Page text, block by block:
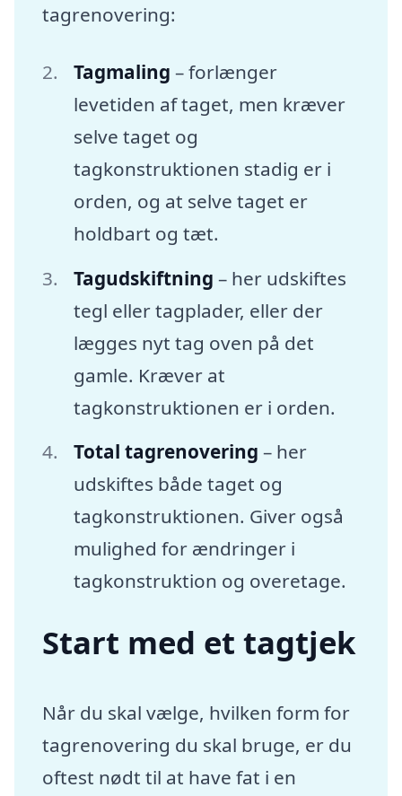
tagrenovering:
Tagmaling – forlænger
levetiden af taget, men kræver
selve taget og
tagkonstruktionen stadig er i
orden, og at selve taget er
holdbart og tæt.
Tagudskiftning – her udskiftes
tegl eller tagplader, eller der
lægges nyt tag oven på det
gamle. Kræver at
tagkonstruktionen er i orden.
Total tagrenovering – her
udskiftes både taget og
tagkonstruktionen. Giver også
mulighed for ændringer i
tagkonstruktion og overetage.
Start med et tagtjek
Når du skal vælge, hvilken form for
tagrenovering du skal bruge, er du
oftest nødt til at have fat i en